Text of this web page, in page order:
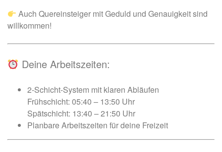
Auch Quereinsteiger mit Geduld und Genauigkeit sind
willkommen!
Deine Arbeitszeiten:
2-Schicht-System mit klaren Abläufen
Frühschicht: 05:40 – 13:50 Uhr
Spätschicht: 13:40 – 21:50 Uhr
Planbare Arbeitszeiten für deine Freizeit